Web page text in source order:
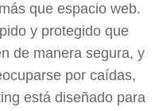
que espacio web.
y protegido que
de manera segura, y
por caídas,
está diseñado para